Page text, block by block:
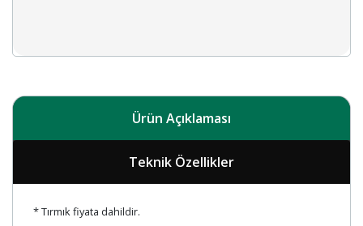
Ürün Açıklaması
Teknik Özellikler
* Tırmık fiyata dahildir.